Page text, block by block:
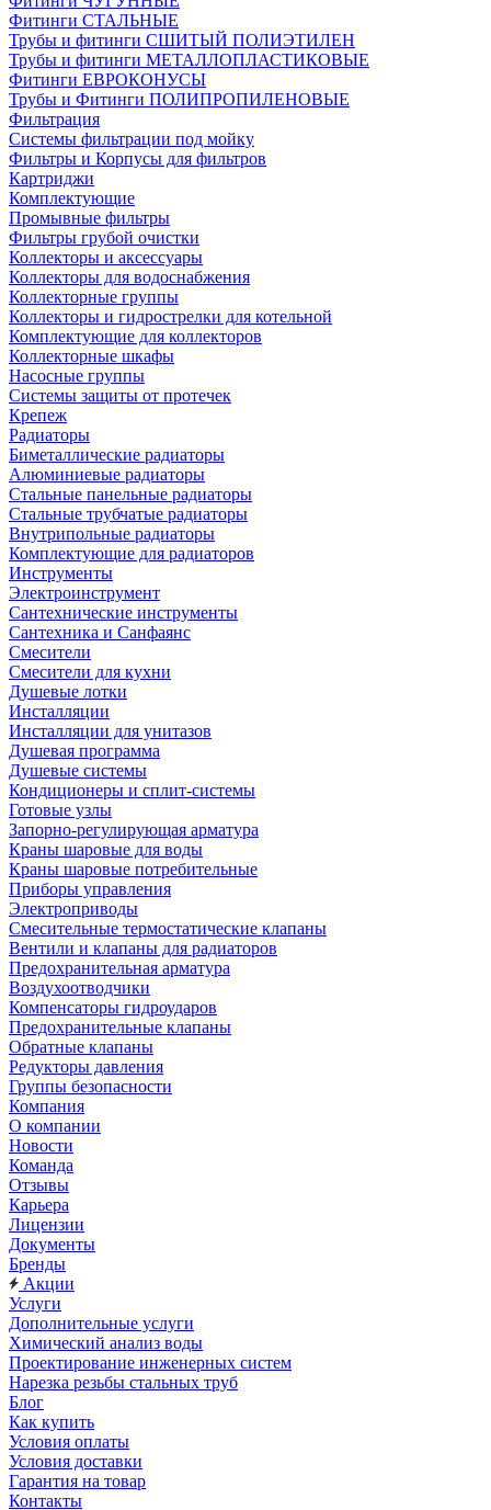
Фитинги СТАЛЬНЫЕ
Трубы и фитинги СШИТЫЙ ПОЛИЭТИЛЕН
Трубы и фитинги МЕТАЛЛОПЛАСТИКОВЫЕ
Фитинги ЕВРОКОНУСЫ
Трубы и Фитинги ПОЛИПРОПИЛЕНОВЫЕ
Фильтрация
Системы фильтрации под мойку
Фильтры и Корпусы для фильтров
Картриджи
Комплектующие
Промывные фильтры
Фильтры грубой очистки
Коллекторы и аксессуары
Коллекторы для водоснабжения
Коллекторные группы
Коллекторы и гидрострелки для котельной
Комплектующие для коллекторов
Коллекторные шкафы
Насосные группы
Системы защиты от протечек
Крепеж
Радиаторы
Биметаллические радиаторы
Алюминиевые радиаторы
Стальные панельные радиаторы
Стальные трубчатые радиаторы
Внутрипольные радиаторы
Комплектующие для радиаторов
Инструменты
Электроинструмент
Сантехнические инструменты
Сантехника и Санфаянс
Смесители
Смесители для кухни
Душевые лотки
Инсталляции
Инсталляции для унитазов
Душевая программа
Душевые системы
Кондиционеры и сплит-системы
Готовые узлы
Запорно-регулирующая арматура
Краны шаровые для воды
Краны шаровые потребительные
Приборы управления
Электроприводы
Смесительные термостатические клапаны
Вентили и клапаны для радиаторов
Предохранительная арматура
Воздухоотводчики
Компенсаторы гидроударов
Предохранительные клапаны
Обратные клапаны
Редукторы давления
Группы безопасности
Компания
О компании
Новости
Команда
Отзывы
Карьера
Лицензии
Документы
Бренды
Акции
Услуги
Дополнительные услуги
Химический анализ воды
Проектирование инженерных систем
Нарезка резьбы стальных труб
Блог
Как купить
Условия оплаты
Условия доставки
Гарантия на товар
Контакты